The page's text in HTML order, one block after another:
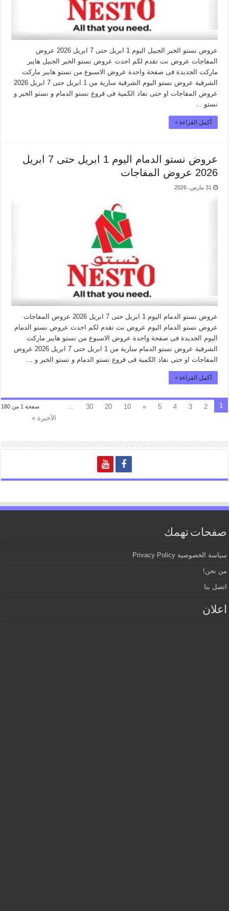
عروض نستو الخبر الجبيل اليوم 1 ابريل حتى 7 ابريل 2026 عروض
المفاجات عروض نت تقدم لكم احدث عروض نستو الخبر الجبيل هايبر
ماركت الجديدة فى صفحة واحدة عروض الاسبوع من نستو هايبر ماركت
الشرقية عروض نستو اليوم الشرقية سارية من 1 ابريل حتى 7 ابريل 2026
عروض المفاجات او حتى نفاذ الكمية فى فروع نستو الدمام و نستو الخبر و
نستو …
أكمل القراءة »
عروض نستو الدمام اليوم 1 ابريل حتى 7 ابريل
2026 عروض المفاجات
31 مارس، 2026
عروض نستو الدمام اليوم 1 ابريل حتى 7 ابريل 2026 عروض المفاجات
عروض نستو الدمام اليوم عروض نت تقدم لكم احدث عروض نستو الدمام
اليوم الجديدة فى صفحة واحدة عروض الاسبوع من نستو هايبر ماركت
الشرقية عروض نستو الدمام سارية من 1 ابريل حتى 7 ابريل 2026 عروض
المفاجات او حتى نفاذ الكمية فى فروع نستو الدمام و نستو الخبر و …
أكمل القراءة »
صفحة 1 من 180 1
2
3
4
5
»
10
20
30
الأخيرة »
صفحات تهمك
سياسة الخصوصية Privacy Policy
من نحن!
اتصل بنا
اعلان